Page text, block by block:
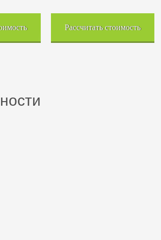
Рассчитать стоимость